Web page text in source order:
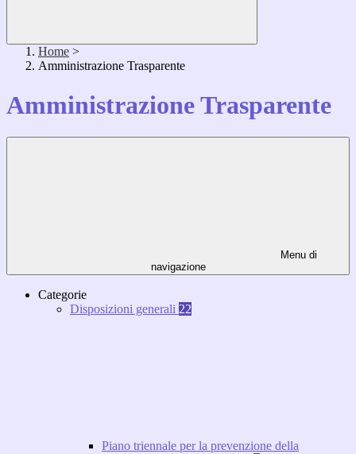
Home >
Amministrazione Trasparente
Amministrazione Trasparente
Menu di
navigazione
Categorie
Disposizioni generali 22
Piano triennale per la prevenzione della